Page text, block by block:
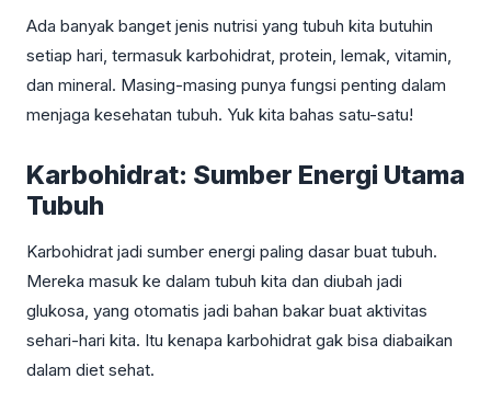
Ada banyak banget jenis nutrisi yang tubuh kita butuhin
setiap hari, termasuk karbohidrat, protein, lemak, vitamin,
dan mineral. Masing-masing punya fungsi penting dalam
menjaga kesehatan tubuh. Yuk kita bahas satu-satu!
Karbohidrat: Sumber Energi Utama
Tubuh
Karbohidrat jadi sumber energi paling dasar buat tubuh.
Mereka masuk ke dalam tubuh kita dan diubah jadi
glukosa, yang otomatis jadi bahan bakar buat aktivitas
sehari-hari kita. Itu kenapa karbohidrat gak bisa diabaikan
dalam diet sehat.